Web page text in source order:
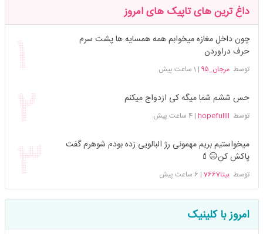
داغ ترین های تاپیک های امروز
چون داخل مغازه میخوابم همه همسایه ها پشت سرم
حرف دراوردن
توسطمرجان_۹۵ | 1 ساعت پیش
حس ششم شما میگه کی ازدواج میکنم
توسط hopefullll
|4 ساعت پیش
میخواستیم بریم مهمونی رژ البالویی زده بودم شوهرم گفت
پاکش کن😑💄
توسطبیتا7667 | 6 ساعت پیش
امروز با کلینیک